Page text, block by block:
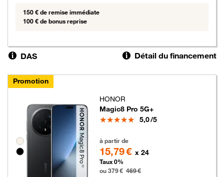
150 € de remise immédiate
100 € de bonus reprise
DAS Détail du financement
Promotion
Groupe de couleurs disponibles non sélectionnables
HONOR
Magic8 Pro 5G+
Note
5,0/5
à partir de
15,79 € x 24
Taux 0%
ou 379 € 469 €